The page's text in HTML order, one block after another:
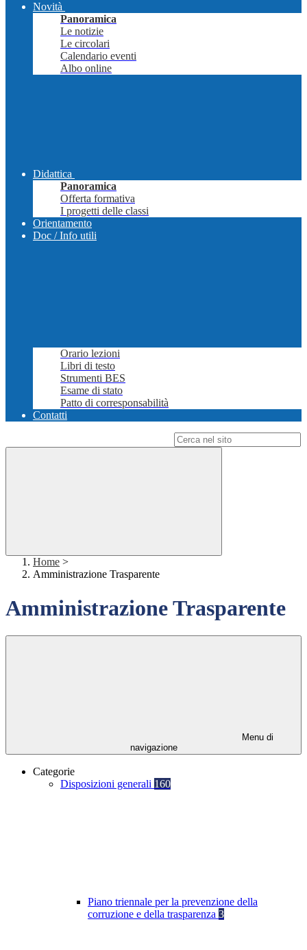
Novità
Panoramica
Le notizie
Le circolari
Calendario eventi
Albo online
Didattica
Panoramica
Offerta formativa
I progetti delle classi
Orientamento
Doc / Info utili
Orario lezioni
Libri di testo
Strumenti BES
Esame di stato
Patto di corresponsabilità
Contatti
Home >
Amministrazione Trasparente
Amministrazione Trasparente
Menu di
navigazione
Categorie
Disposizioni generali 160
Piano triennale per la prevenzione della
corruzione e della trasparenza 3